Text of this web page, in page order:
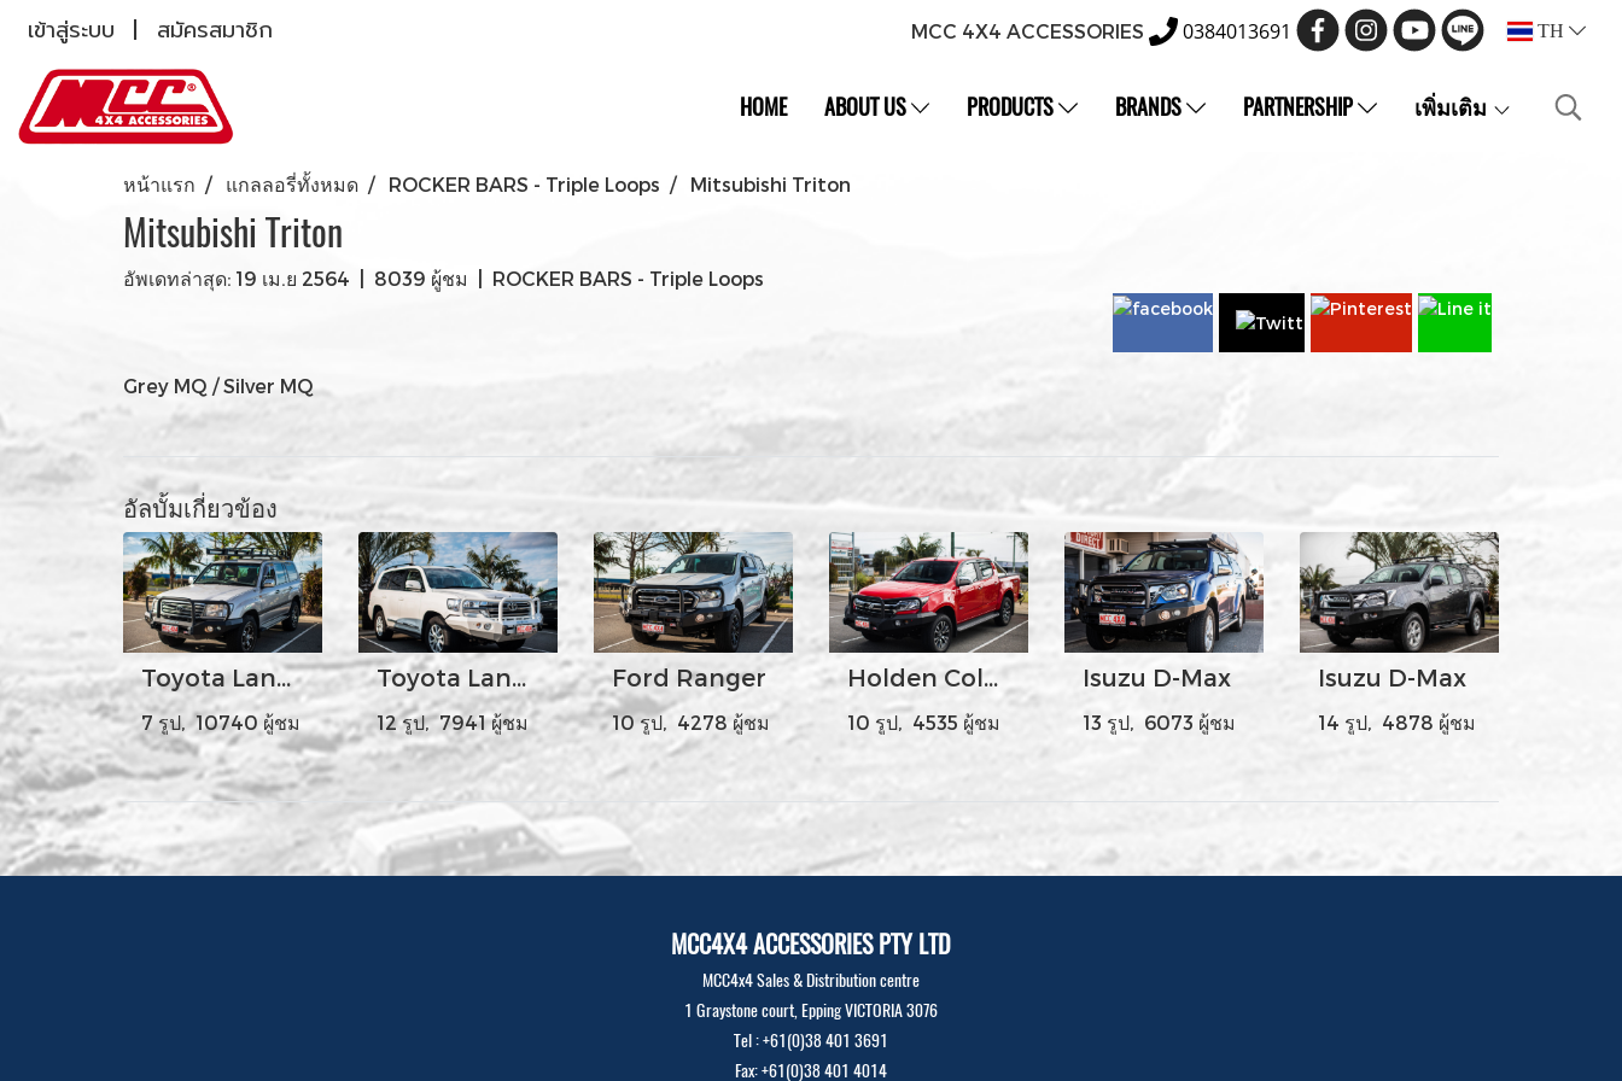
เข้าสู่ระบบ สมัครสมาชิก MCC 4X4 ACCESSORIES 0384013691 TH
HOME ABOUT US PRODUCTS BRANDS PARTNERSHIP เพิ่มเติม
หน้าแรก แกลลอรี่ทั้งหมด ROCKER BARS - Triple Loops Mitsubishi Triton
Mitsubishi Triton
อัพเดทล่าสุด: 19 เม.ย 2564 8039 ผู้ชม ROCKER BARS - Triple Loops
Grey MQ / Silver MQ
อัลบั้มเกี่ยวข้อง
Toyota Landcruiser 100 - 105 Series
7 รูป, 10740 ผู้ชม
Toyota Landcruiser 200 Series
12 รูป, 7941 ผู้ชม
Ford Ranger
10 รูป, 4278 ผู้ชม
Holden Colorado
10 รูป, 4535 ผู้ชม
Isuzu D-Max
13 รูป, 6073 ผู้ชม
Isuzu D-Max
14 รูป, 4878 ผู้ชม
MCC4X4 ACCESSORIES PTY LTD
MCC4x4 Sales & Distribution centre
1 Graystone court, Epping VICTORIA 3076
Tel : +61(0)38 401 3691
Fax: +61(0)38 401 4014